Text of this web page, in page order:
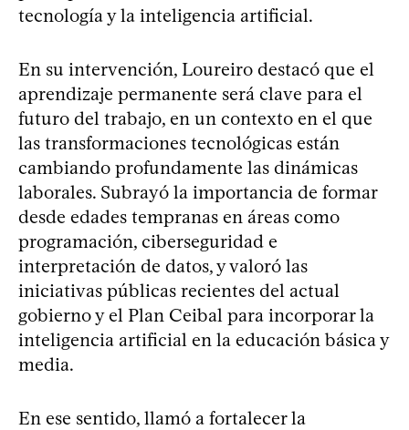
tecnología y la inteligencia artificial.
En su intervención, Loureiro destacó que el
aprendizaje permanente será clave para el
futuro del trabajo, en un contexto en el que
las transformaciones tecnológicas están
cambiando profundamente las dinámicas
laborales. Subrayó la importancia de formar
desde edades tempranas en áreas como
programación, ciberseguridad e
interpretación de datos, y valoró las
iniciativas públicas recientes del actual
gobierno y el Plan Ceibal para incorporar la
inteligencia artificial en la educación básica y
media.
En ese sentido, llamó a fortalecer la